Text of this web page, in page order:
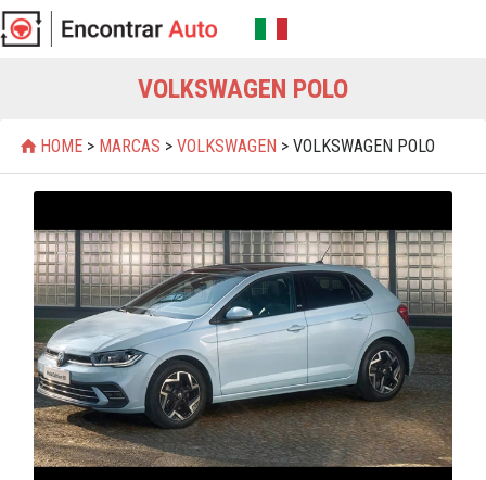
VOLKSWAGEN POLO
HOME > MARCAS >VOLKSWAGEN > VOLKSWAGEN POLO